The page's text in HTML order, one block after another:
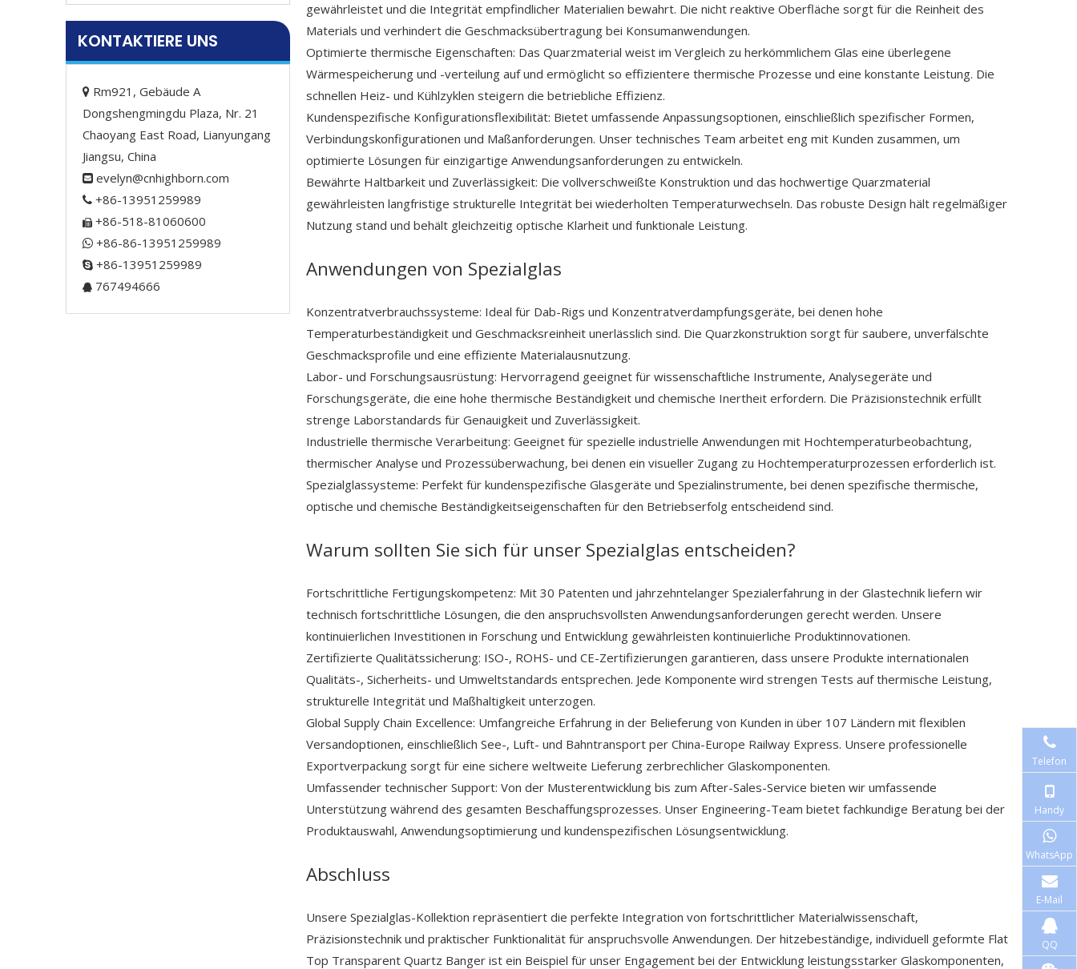
KONTAKTIERE UNS
 Rm921, Gebäude A
Dongshengmingdu Plaza, Nr. 21
Chaoyang East Road, Lianyungang
Jiangsu, China
 evelyn@cnhighborn.com
 +86-13951259989
 +86-518-81060600
 +86-86-13951259989
 +86-13951259989
 767494666
gewährleistet und die Integrität empfindlicher Materialien bewahrt. Die nicht reaktive Oberfläche sorgt für die Reinheit des
Materials und verhindert die Geschmacksübertragung bei Konsumanwendungen.
Optimierte thermische Eigenschaften: Das Quarzmaterial weist im Vergleich zu herkömmlichem Glas eine überlegene
Wärmespeicherung und -verteilung auf und ermöglicht so effizientere thermische Prozesse und eine konstante Leistung. Die
schnellen Heiz- und Kühlzyklen steigern die betriebliche Effizienz.
Kundenspezifische Konfigurationsflexibilität: Bietet umfassende Anpassungsoptionen, einschließlich spezifischer Formen,
Verbindungskonfigurationen und Maßanforderungen. Unser technisches Team arbeitet eng mit Kunden zusammen, um
optimierte Lösungen für einzigartige Anwendungsanforderungen zu entwickeln.
Bewährte Haltbarkeit und Zuverlässigkeit: Die vollverschweißte Konstruktion und das hochwertige Quarzmaterial
gewährleisten langfristige strukturelle Integrität bei wiederholten Temperaturwechseln. Das robuste Design hält regelmäßiger
Nutzung stand und behält gleichzeitig optische Klarheit und funktionale Leistung.
Anwendungen von Spezialglas
Konzentratverbrauchssysteme: Ideal für Dab-Rigs und Konzentratverdampfungsgeräte, bei denen hohe
Temperaturbeständigkeit und Geschmacksreinheit unerlässlich sind. Die Quarzkonstruktion sorgt für saubere, unverfälschte
Geschmacksprofile und eine effiziente Materialausnutzung.
Labor- und Forschungsausrüstung: Hervorragend geeignet für wissenschaftliche Instrumente, Analysegeräte und
Forschungsgeräte, die eine hohe thermische Beständigkeit und chemische Inertheit erfordern. Die Präzisionstechnik erfüllt
strenge Laborstandards für Genauigkeit und Zuverlässigkeit.
Industrielle thermische Verarbeitung: Geeignet für spezielle industrielle Anwendungen mit Hochtemperaturbeobachtung,
thermischer Analyse und Prozessüberwachung, bei denen ein visueller Zugang zu Hochtemperaturprozessen erforderlich ist.
Spezialglassysteme: Perfekt für kundenspezifische Glasgeräte und Spezialinstrumente, bei denen spezifische thermische,
optische und chemische Beständigkeitseigenschaften für den Betriebserfolg entscheidend sind.
Warum sollten Sie sich für unser Spezialglas entscheiden?
Fortschrittliche Fertigungskompetenz: Mit 30 Patenten und jahrzehntelanger Spezialerfahrung in der Glastechnik liefern wir
technisch fortschrittliche Lösungen, die den anspruchsvollsten Anwendungsanforderungen gerecht werden. Unsere
kontinuierlichen Investitionen in Forschung und Entwicklung gewährleisten kontinuierliche Produktinnovationen.
Zertifizierte Qualitätssicherung: ISO-, ROHS- und CE-Zertifizierungen garantieren, dass unsere Produkte internationalen
Qualitäts-, Sicherheits- und Umweltstandards entsprechen. Jede Komponente wird strengen Tests auf thermische Leistung,
strukturelle Integrität und Maßhaltigkeit unterzogen.
Global Supply Chain Excellence: Umfangreiche Erfahrung in der Belieferung von Kunden in über 107 Ländern mit flexiblen
Versandoptionen, einschließlich See-, Luft- und Bahntransport per China-Europe Railway Express. Unsere professionelle
Exportverpackung sorgt für eine sichere weltweite Lieferung zerbrechlicher Glaskomponenten.
Umfassender technischer Support: Von der Musterentwicklung bis zum After-Sales-Service bieten wir umfassende
Unterstützung während des gesamten Beschaffungsprozesses. Unser Engineering-Team bietet fachkundige Beratung bei der
Produktauswahl, Anwendungsoptimierung und kundenspezifischen Lösungsentwicklung.
Abschluss
Unsere Spezialglas-Kollektion repräsentiert die perfekte Integration von fortschrittlicher Materialwissenschaft,
Präzisionstechnik und praktischer Funktionalität für anspruchsvolle Anwendungen. Der hitzebeständige, individuell geformte Flat
Top Transparent Quartz Banger ist ein Beispiel für unser Engagement bei der Entwicklung leistungsstarker Glaskomponenten,
Telefon
Handy
WhatsApp
E-Mail
QQ